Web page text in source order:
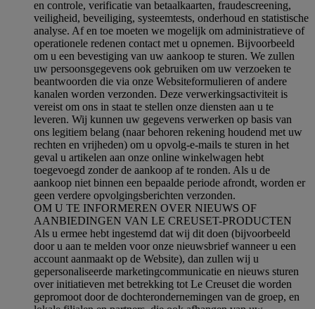
en controle, verificatie van betaalkaarten, fraudescreening,
veiligheid, beveiliging, systeemtests, onderhoud en statistische
analyse. Af en toe moeten we mogelijk om administratieve of
operationele redenen contact met u opnemen. Bijvoorbeeld
om u een bevestiging van uw aankoop te sturen. We zullen
uw persoonsgegevens ook gebruiken om uw verzoeken te
beantwoorden die via onze Websiteformulieren of andere
kanalen worden verzonden. Deze verwerkingsactiviteit is
vereist om ons in staat te stellen onze diensten aan u te
leveren. Wij kunnen uw gegevens verwerken op basis van
ons legitiem belang (naar behoren rekening houdend met uw
rechten en vrijheden) om u opvolg-e-mails te sturen in het
geval u artikelen aan onze online winkelwagen hebt
toegevoegd zonder de aankoop af te ronden. Als u de
aankoop niet binnen een bepaalde periode afrondt, worden er
geen verdere opvolgingsberichten verzonden.
OM U TE INFORMEREN OVER NIEUWS OF
AANBIEDINGEN VAN LE CREUSET-PRODUCTEN
Als u ermee hebt ingestemd dat wij dit doen (bijvoorbeeld
door u aan te melden voor onze nieuwsbrief wanneer u een
account aanmaakt op de Website), dan zullen wij u
gepersonaliseerde marketingcommunicatie en nieuws sturen
over initiatieven met betrekking tot Le Creuset die worden
gepromoot door de dochterondernemingen van de groep, en